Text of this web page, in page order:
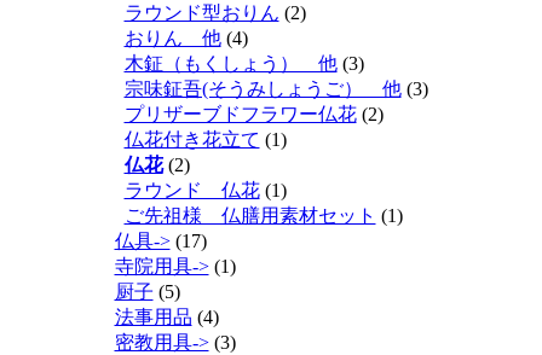
ラウンド型おりん (2)
おりん 他(4)
木鉦（もくしょう） 他(3)
宗味鉦吾(そうみしょうご） 他(3)
プリザーブドフラワー仏花(2)
仏花付き花立て (1)
仏花(2)
ラウンド 仏花(1)
ご先祖様 仏膳用素材セット (1)
仏具->(17)
寺院用具->(1)
厨子 (5)
法事用品 (4)
密教用具->(3)